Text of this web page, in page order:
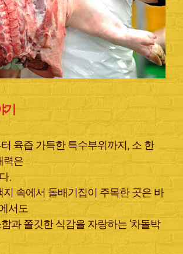
육즙 가득한 특수부위까지, 소 한
력은
.
지 속에서 돌배기집이 주목한 곳은 바
서도
과 쫄깃한 식감을 자랑하는 ‘차돌박